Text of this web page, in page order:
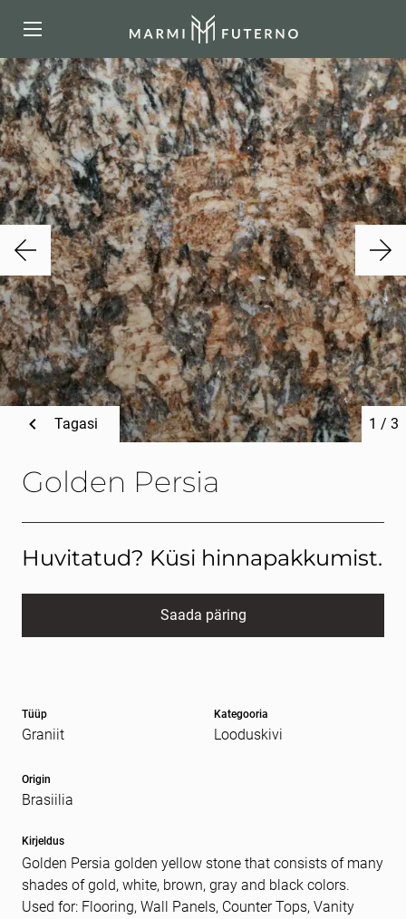
Golden Persia
1 / 3
Tagasi
Tüüp
Graniit
Kategooria
Looduskivi
Origin
Brasiilia
Kirjeldus
Golden Persia golden yellow stone that consists of many
shades of gold, white, brown, gray and black colors.
Used for: Flooring, Wall Panels, Counter Tops, Vanity
Huvitatud? Küsi hinnapakkumist.
Saada päring
E-post
Sõnum